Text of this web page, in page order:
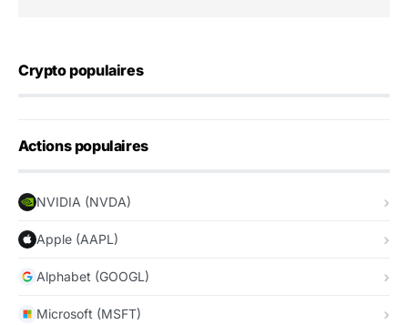
Crypto populaires
Actions populaires
NVIDIA (NVDA)
Apple (AAPL)
Alphabet (GOOGL)
Microsoft (MSFT)